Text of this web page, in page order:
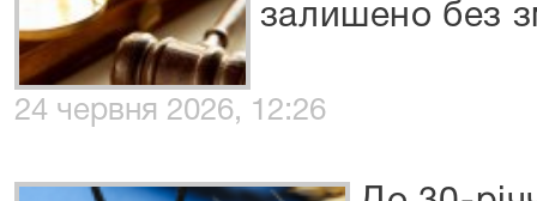
залишено без
24 червня 2026, 12:26